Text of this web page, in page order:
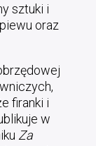
sztuki i
oraz
firanki i
w
Za